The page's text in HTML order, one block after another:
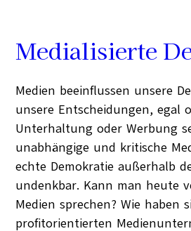
Medialisierte
Medien beeinflussen unsere
unsere Entscheidungen, egal
Unterhaltung oder Werbung
unabhängige und kritische
echte Demokratie außerhalb
undenkbar. Kann man heute
Medien sprechen? Wie haben
profitorientierten